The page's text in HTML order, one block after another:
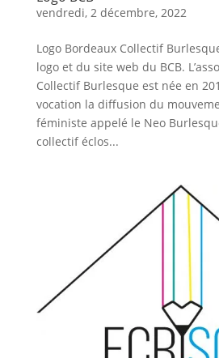
vendredi, 2 décembre, 2022
Logo Bordeaux Collectif
logo et du site web du BCB.
Collectif Burlesque est née en
vocation la diffusion du
féministe appelé le Neo
collectif éclos...